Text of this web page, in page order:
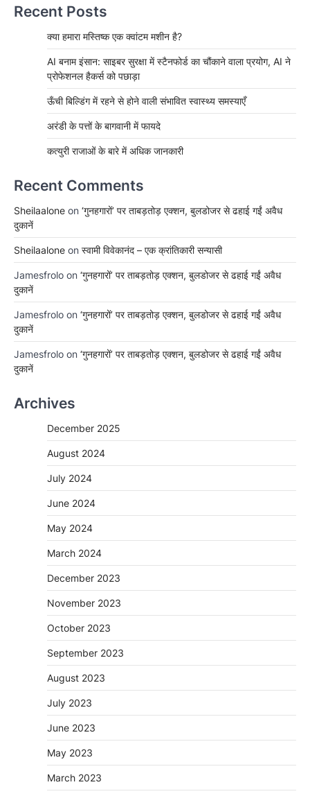
Recent Posts
क्या हमारा मस्तिष्क एक क्वांटम मशीन है?
AI बनाम इंसान: साइबर सुरक्षा में स्टैनफोर्ड का चौंकाने वाला प्रयोग, AI ने
प्रोफेशनल हैकर्स को पछाड़ा
ऊँची बिल्डिंग में रहने से होने वाली संभावित स्वास्थ्य समस्याएँ
अरंडी के पत्तों के बागवानी में फायदे
कत्युरी राजाओं के बारे में अधिक जानकारी
Recent Comments
Sheilaalone on ‘गुनहगारों’ पर ताबड़तोड़ एक्शन, बुलडोजर से ढहाई गईं अवैध
दुकानें
Sheilaalone on स्वामी विवेकानंद – एक क्रांतिकारी सन्यासी
Jamesfrolo on ‘गुनहगारों’ पर ताबड़तोड़ एक्शन, बुलडोजर से ढहाई गईं अवैध
दुकानें
Jamesfrolo on ‘गुनहगारों’ पर ताबड़तोड़ एक्शन, बुलडोजर से ढहाई गईं अवैध
दुकानें
Jamesfrolo on ‘गुनहगारों’ पर ताबड़तोड़ एक्शन, बुलडोजर से ढहाई गईं अवैध
दुकानें
Archives
December 2025
August 2024
July 2024
June 2024
May 2024
March 2024
December 2023
November 2023
October 2023
September 2023
August 2023
July 2023
June 2023
May 2023
March 2023